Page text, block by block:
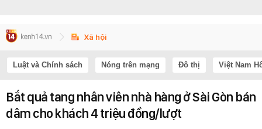
Xã hội
Luật và Chính sách Nóng trên mạng Đô thị Việt Nam
Bắt quả tang nhân viên nhà hàng ở Sài Gòn bán
dâm cho khách 4 triệu đồng/lượt